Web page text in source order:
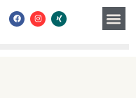
F
a
c
I
n
s
X
i
n